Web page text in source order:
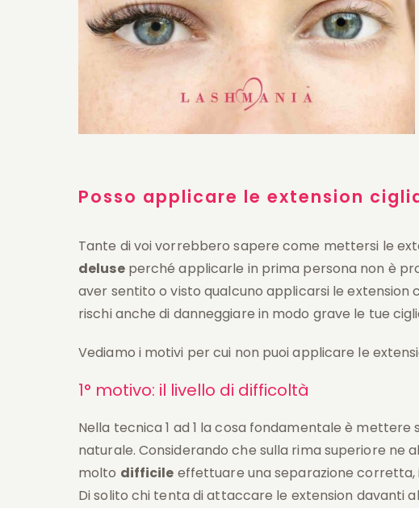
Posso applicare le extension
Tante di voi vorrebbero sapere come mettersi le
deluseperché applicarle in prima persona non è
aver sentito o visto qualcuno applicarsi le extension
rischi anche di danneggiare in modo grave le tue
Vediamo i motivi per cui non puoi applicare le
1° motivo: il livello di difficoltà
Nella tecnica 1 ad 1 la cosa fondamentale è mettere
naturale. Considerando che sulla rima superiore ne
molto difficile effettuare una separazione corretta,
Di solito chi tenta di attaccare le extension davanti